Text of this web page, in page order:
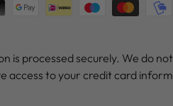
is processed securely. We do
access to your credit card